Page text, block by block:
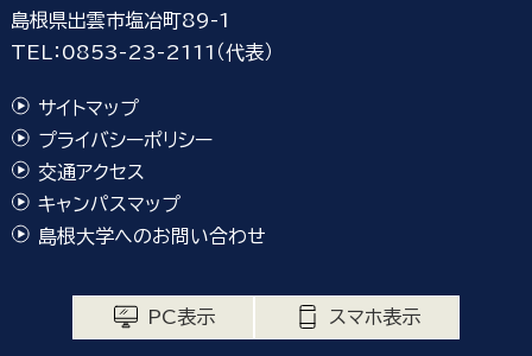
島根県出雲市塩冶町89-1
TEL：0853-23-2111（代表）
サイトマップ
プライバシーポリシー
交通アクセス
キャンパスマップ
島根大学へのお問い合わせ
PC表示 スマホ表示